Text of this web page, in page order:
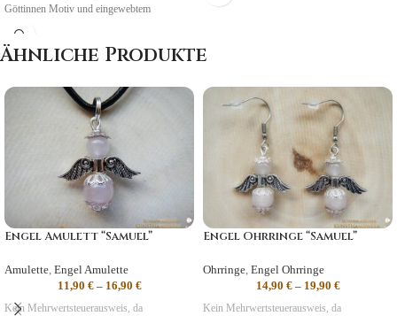
Göttinnen Motiv und eingewebtem
Ähnliche Produkte
Engel Amulett “Samuel”
Amulette, Engel Amulette
11,90 €– 16,90 €
Kein Mehrwertsteuerausweis, da
Engel Ohrringe “Samuel”
Ohrringe, Engel Ohrringe
14,90 €– 19,90 €
Kein Mehrwertsteuerausweis, da